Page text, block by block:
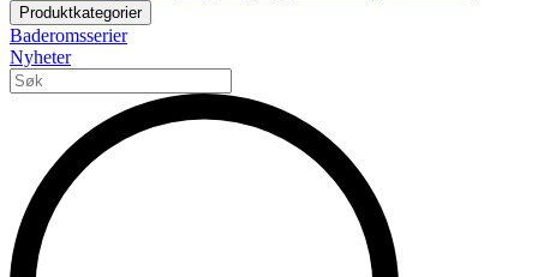
Produktkategorier
Baderomsserier
Nyheter